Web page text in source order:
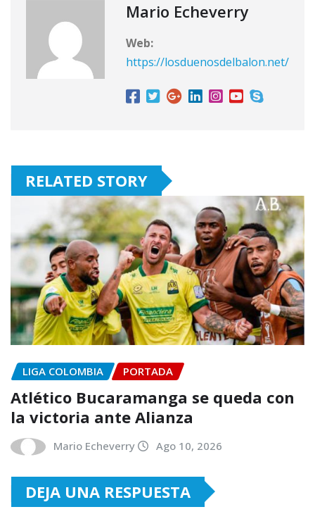
Mario Echeverry
Web:
https://losduenosdelbalon.net/
RELATED STORY
LIGA COLOMBIA PORTADA
Atlético Bucaramanga se queda con
la victoria ante Alianza
Mario Echeverry Ago 10, 2026
DEJA UNA RESPUESTA